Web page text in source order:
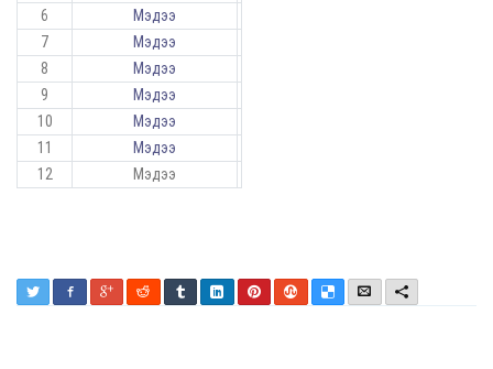
6
Мэдээ
7
Мэдээ
8
Мэдээ
9
Мэдээ
10
Мэдээ
11
Мэдээ
12
Мэдээ
Twitter FacebookGoogle+Reddit TumblrLinkedInPinterestStumbleUpon
DeliciousEmail More